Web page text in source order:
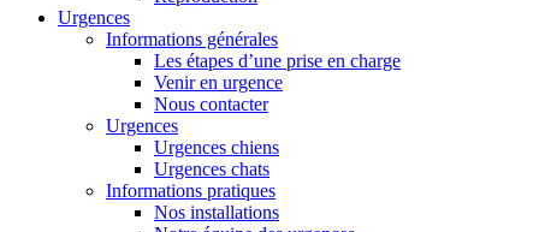
Urgences
Informations générales
Les étapes d’une prise en charge
Venir en urgence
Nous contacter
Urgences
Urgences chiens
Urgences chats
Informations pratiques
Nos installations